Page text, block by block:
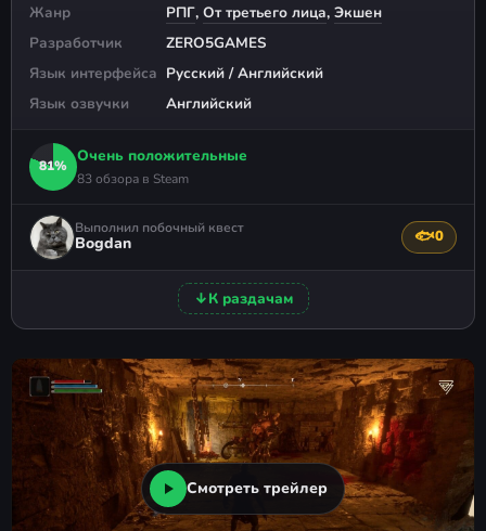
Жанр
РПГ, От третьего лица, Экшен
Разработчик
ZERO5GAMES
Язык интерфейса Русский / Английский
Язык озвучки
Английский
81%
Очень положительные
83 обзора в Steam
Выполнил побочный квест
Bogdan 🐟0
↓К раздачам
Смотреть трейлер